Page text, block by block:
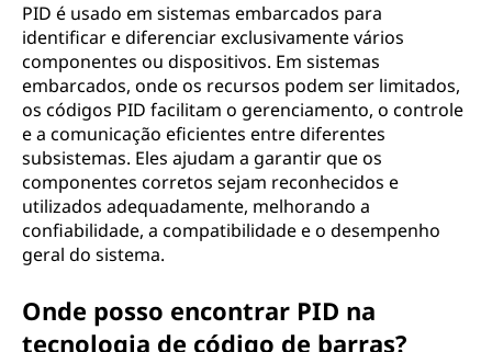
PID é usado em sistemas embarcados para
identificar e diferenciar exclusivamente vários
componentes ou dispositivos. Em sistemas
embarcados, onde os recursos podem ser limitados,
os códigos PID facilitam o gerenciamento, o controle
e a comunicação eficientes entre diferentes
subsistemas. Eles ajudam a garantir que os
componentes corretos sejam reconhecidos e
utilizados adequadamente, melhorando a
confiabilidade, a compatibilidade e o desempenho
geral do sistema.
Onde posso encontrar PID na
tecnologia de código de barras?